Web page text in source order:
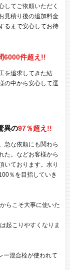
してご依頼いただく
見積り後の追加料金
るまで安心してお待
6000件超え!!
を追求してきた結
の中から安心して選
異の97％超え!!
急な依頼にも関わら
た。などお客様から
いております。水り
％を目指していき
らこそ大事に使いた
起こりやすくなりま
ー混合栓が使われて